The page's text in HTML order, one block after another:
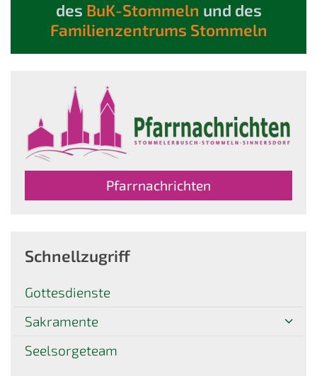
des BuK-Stommeln und des
Familienzentrums Stommeln
Pfarrnachrichten
Schnellzugriff
Gottesdienste
Sakramente
Seelsorgeteam